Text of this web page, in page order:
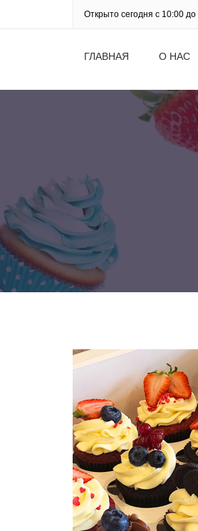
Открыто сегодня с 10:00
ГЛАВНАЯ О НАС